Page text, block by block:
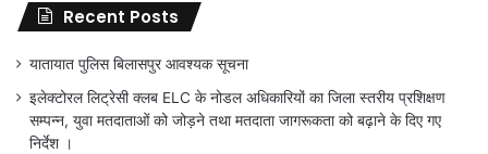
Recent Posts
यातायात पुलिस बिलासपुर आवश्यक सूचना
इलेक्टोरल लिट्रेसी क्लब ELC के नोडल अधिकारियों का जिला स्तरीय प्रशिक्षण
सम्पन्न, युवा मतदाताओं को जोड़ने तथा मतदाता जागरूकता को बढ़ाने के दिए गए
निर्देश ।